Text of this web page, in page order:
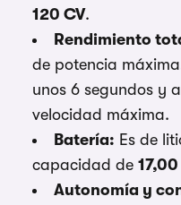
120 CV.
Rendimiento
de potencia
unos 6 segundos y
velocidad máxima.
Batería: Es de
capacidad de
Autonomía y